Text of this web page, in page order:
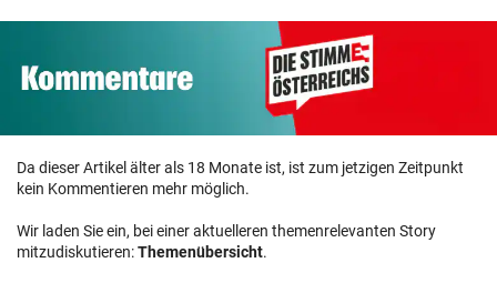
Da dieser Artikel älter als 18 Monate ist, ist zum jetzigen Zeitpunkt
kein Kommentieren mehr möglich.
Wir laden Sie ein, bei einer aktuelleren themenrelevanten Story
mitzudiskutieren:Themenübersicht.